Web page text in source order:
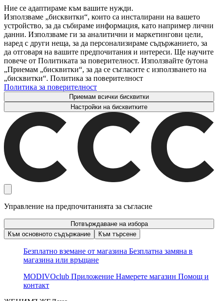
Ние се адаптираме към вашите нужди.
Използваме „бисквитки“, които са инсталирани на вашето
устройство, за да събираме информация, като например лични
данни. Използваме ги за аналитични и маркетингови цели,
наред с други неща, за да персонализираме съдържанието, за
да отговаря на вашите предпочитания и интереси. Ще научите
повече от Политиката за поверителност. Използвайте бутона
„Приемам „бисквитки“, за да се съгласите с използването на
„бисквитки“. Политика за поверителност
Политика за поверителност
Приемам всички бисквитки
Настройки на бисквитките
Управление на предпочитанията за съгласие
Потвърждаване на избора
Към основното съдържание
Към търсене
Безплатно вземане от магазина Безплатна замяна в
магазина или връщане
MODIVOclub Приложение Намерете магазин Помощ и
контакт